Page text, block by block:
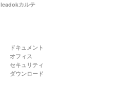
ドキュメント
オフィス
セキュリティ
ダウンロード
leadokカルテ